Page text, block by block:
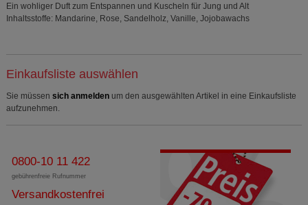
Ein wohliger Duft zum Entspannen und Kuscheln für Jung und Alt
Inhaltsstoffe: Mandarine, Rose, Sandelholz, Vanille, Jojobawachs
Einkaufsliste auswählen
Sie müssen sich anmelden um den ausgewählten Artikel in eine Einkaufsliste
aufzunehmen.
0800-10 11 422
gebührenfreie Rufnummer
Versandkostenfrei